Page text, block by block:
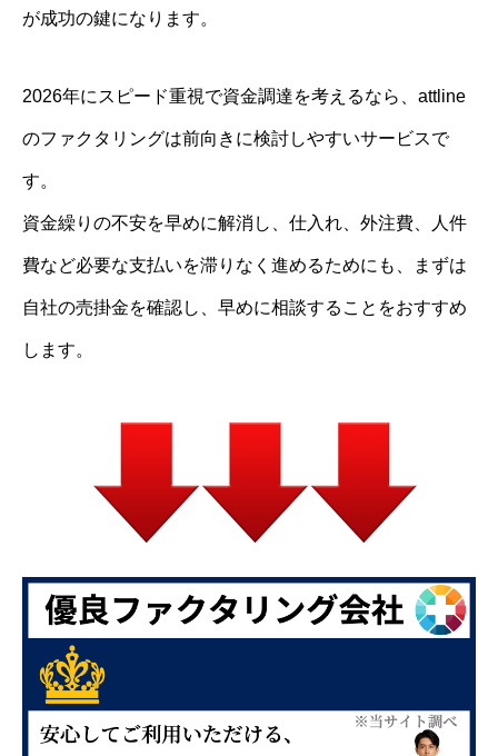
が成功の鍵になります。
2026年にスピード重視で資金調達を考えるなら、attline
のファクタリングは前向きに検討しやすいサービスで
す。
資金繰りの不安を早めに解消し、仕入れ、外注費、人件
費など必要な支払いを滞りなく進めるためにも、まずは
自社の売掛金を確認し、早めに相談することをおすすめ
します。